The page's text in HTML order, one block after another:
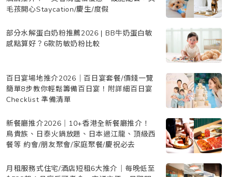
毛孩開心Staycation/慶生/度假
部分水解蛋白奶粉推薦2026 | BB牛奶蛋白敏
感點算好？6款防敏奶粉比較
百日宴場地推介2026｜百日宴套餐/價錢一覽
簡單8步教你輕鬆籌備百日宴！附詳細百日宴
Checklist 準備清單
新餐廳推介2026｜10+香港全新餐廳推介！
鳥貴族、日泰火鍋放題、日本過江龍、頂級西
餐等 約會/朋友聚會/家庭聚餐/慶祝必去
月租服務式住宅/酒店短租6大推介｜每晚低至